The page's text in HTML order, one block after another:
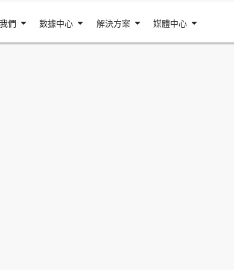
們 數據中心 解決方案 媒體中心